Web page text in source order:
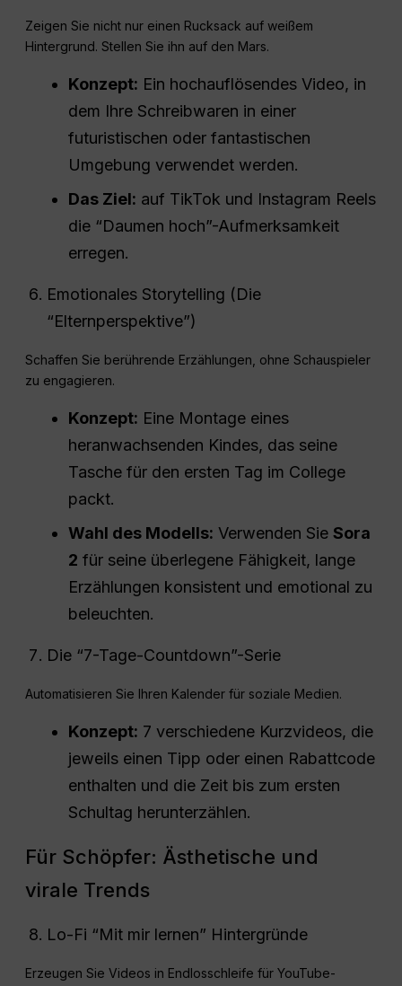
Zeigen Sie nicht nur einen Rucksack auf weißem
Hintergrund. Stellen Sie ihn auf den Mars.
Konzept: Ein hochauflösendes Video, in
dem Ihre Schreibwaren in einer
futuristischen oder fantastischen
Umgebung verwendet werden.
Das Ziel: auf TikTok und Instagram Reels
die “Daumen hoch”-Aufmerksamkeit
erregen.
Emotionales Storytelling (Die
“Elternperspektive”)
Schaffen Sie berührende Erzählungen, ohne Schauspieler
zu engagieren.
Konzept: Eine Montage eines
heranwachsenden Kindes, das seine
Tasche für den ersten Tag im College
packt.
Wahl des Modells: Verwenden SieSora
2 für seine überlegene Fähigkeit, lange
Erzählungen konsistent und emotional zu
beleuchten.
Die “7-Tage-Countdown”-Serie
Automatisieren Sie Ihren Kalender für soziale Medien.
Konzept: 7 verschiedene Kurzvideos, die
jeweils einen Tipp oder einen Rabattcode
enthalten und die Zeit bis zum ersten
Schultag herunterzählen.
Für Schöpfer: Ästhetische und
virale Trends
Lo-Fi “Mit mir lernen” Hintergründe
Erzeugen Sie Videos in Endlosschleife für YouTube-